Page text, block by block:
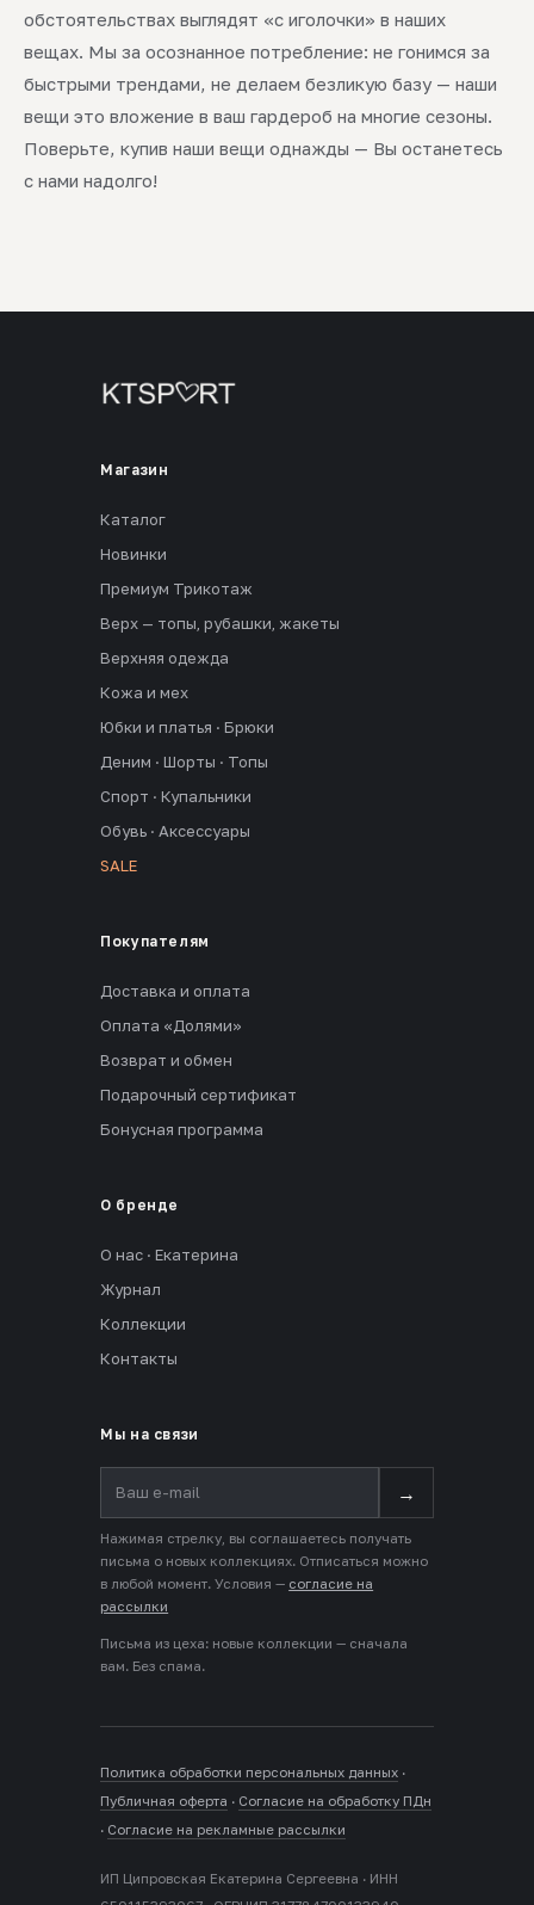
обстоятельствах выглядят «с иголочки» в наших
вещах. Мы за осознанное потребление: не гонимся за
быстрыми трендами, не делаем безликую базу — наши
вещи это вложение в ваш гардероб на многие сезоны.
Поверьте, купив наши вещи однажды — Вы останетесь
с нами надолго!
Магазин
Каталог
Новинки
Премиум Трикотаж
Верх — топы, рубашки, жакеты
Верхняя одежда
Кожа и мех
Юбки и платья · Брюки
Деним · Шорты · Топы
Спорт · Купальники
Обувь · Аксессуары
SALE
Покупателям
Доставка и оплата
Оплата «Долями»
Возврат и обмен
Подарочный сертификат
Бонусная программа
О бренде
О нас · Екатерина
Журнал
Коллекции
Контакты
Мы на связи
→
Нажимая стрелку, вы соглашаетесь получать
письма о новых коллекциях. Отписаться можно
в любой момент. Условия — согласие на
рассылки
Письма из цеха: новые коллекции — сначала
вам. Без спама.
Политика обработки персональных данных ·
Публичная оферта · Согласие на обработку ПДн
· Согласие на рекламные рассылки
ИП Ципровская Екатерина Сергеевна · ИНН